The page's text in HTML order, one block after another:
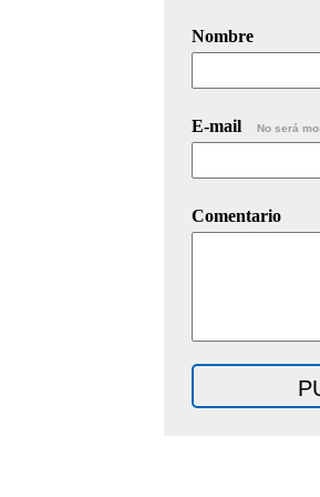
Nombre
E-mail No será
Comentario